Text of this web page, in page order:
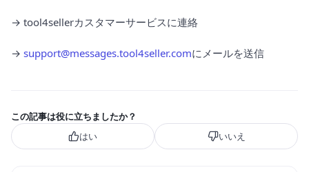
→ tool4sellerカスタマーサービスに連絡
→ support@messages.tool4seller.comにメールを送信
この記事は役に立ちましたか？
はい
いいえ